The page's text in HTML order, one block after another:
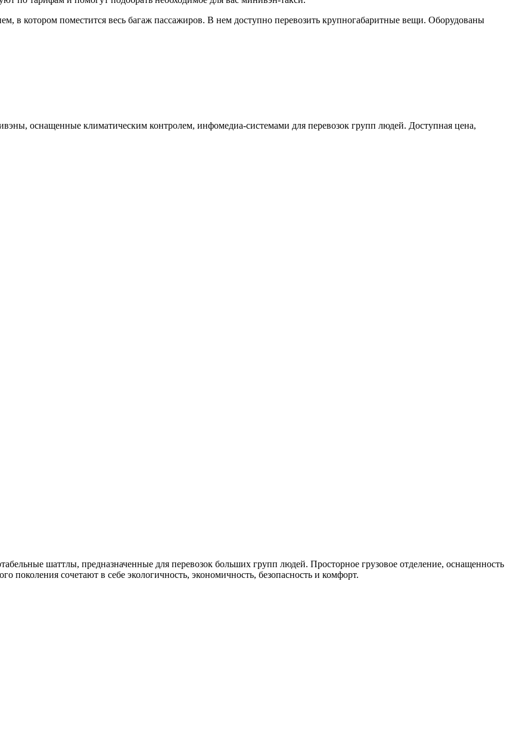
котором поместится весь багаж пассажиров. В нем доступно перевозить крупногабаритные вещи. Оборудованы
оснащенные климатическим контролем, инфомедиа-системами для перевозок групп людей. Доступная цена,
шаттлы, предназначенные для перевозок больших групп людей. Просторное грузовое отделение, оснащенность
сочетают в себе экологичность, экономичность, безопасность и комфорт.